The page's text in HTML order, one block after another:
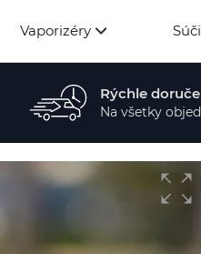
Vaporizéry
Rýchle
Na všetky